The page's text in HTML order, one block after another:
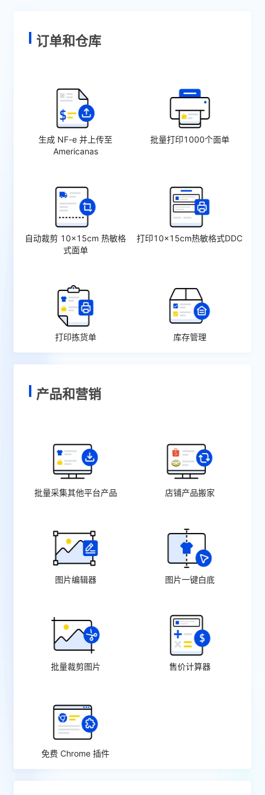
订单和仓库
生成 NF-e 并上传至
Americanas
批量打印1000个面单
自动裁剪 10×15cm 热敏格
式面单
打印10×15cm热敏格式DDC
打印拣货单 库存管理
产品和营销
批量采集其他平台产品 店铺产品搬家
图片编辑器 图片一键白底
批量裁剪图片 售价计算器
免费 Chrome 插件